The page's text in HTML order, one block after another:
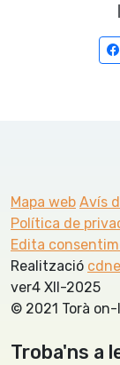
Mapa web Avís
Política de
Edita
Realització
ver4 XII-2025
© 2021 Torà
Troba'ns a